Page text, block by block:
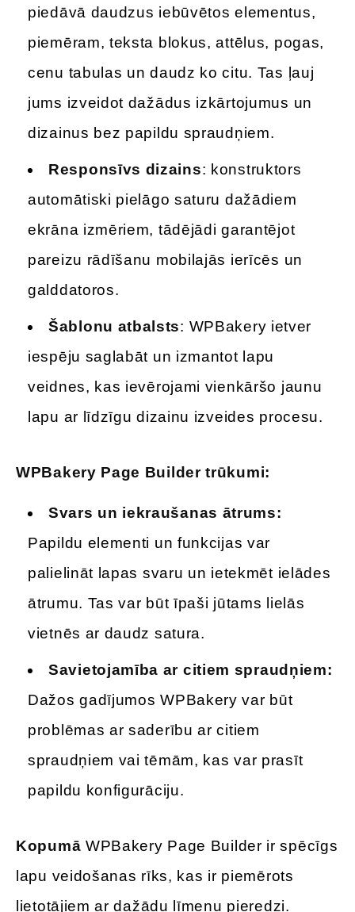
piedāvā daudzus iebūvētos elementus,
piemēram, teksta blokus, attēlus, pogas,
cenu tabulas un daudz ko citu. Tas ļauj
jums izveidot dažādus izkārtojumus un
dizainus bez papildu spraudņiem.
Responsīvs dizains: konstruktors
automātiski pielāgo saturu dažādiem
ekrāna izmēriem, tādējādi garantējot
pareizu rādīšanu mobilajās ierīcēs un
galddatoros.
Šablonu atbalsts: WPBakery ietver
iespēju saglabāt un izmantot lapu
veidnes, kas ievērojami vienkāršo jaunu
lapu ar līdzīgu dizainu izveides procesu.
WPBakery Page Builder trūkumi:
Svars un iekraušanas ātrums:
Papildu elementi un funkcijas var
palielināt lapas svaru un ietekmēt ielādes
ātrumu. Tas var būt īpaši jūtams lielās
vietnēs ar daudz satura.
Savietojamība ar citiem spraudņiem:
Dažos gadījumos WPBakery var būt
problēmas ar saderību ar citiem
spraudņiem vai tēmām, kas var prasīt
papildu konfigurāciju.
Kopumā WPBakery Page Builder ir spēcīgs
lapu veidošanas rīks, kas ir piemērots
lietotājiem ar dažādu līmeņu pieredzi.